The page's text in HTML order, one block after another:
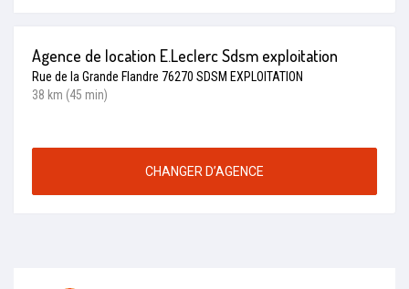
Agence de location E.Leclerc Sdsm exploitation
Rue de la Grande Flandre 76270 SDSM EXPLOITATION
38 km (45 min)
CHANGER D’AGENCE